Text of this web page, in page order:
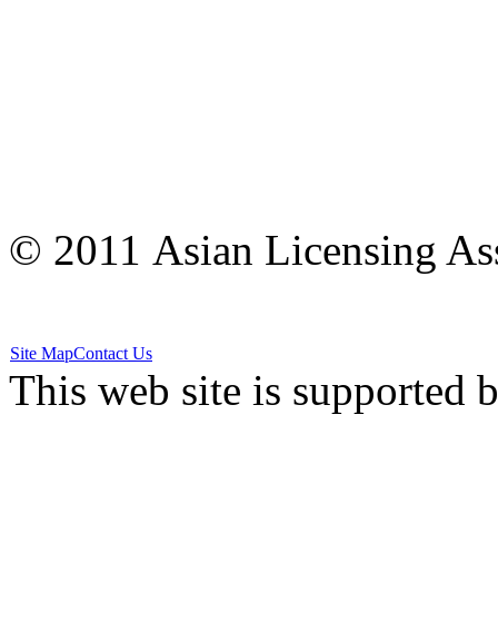
© 2011 Asian Licensing
Site MapContact Us
This web site is supported